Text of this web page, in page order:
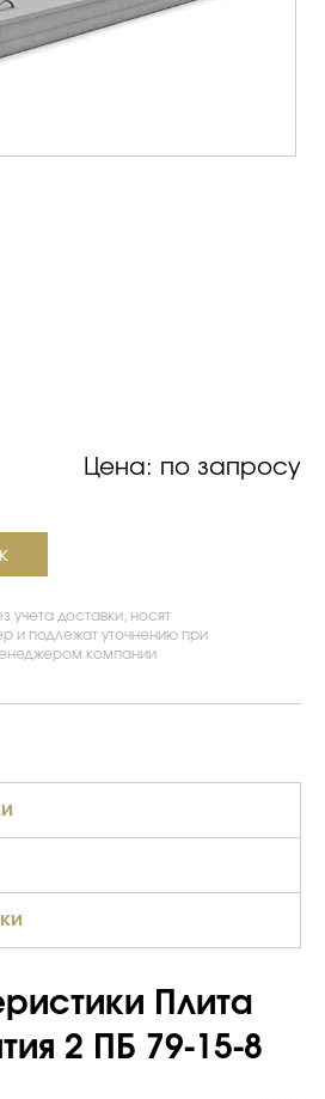
Цена: по запросу
учета доставки, носят
и подлежат уточнению при
компании
Плита
2 ПБ 79-15-8